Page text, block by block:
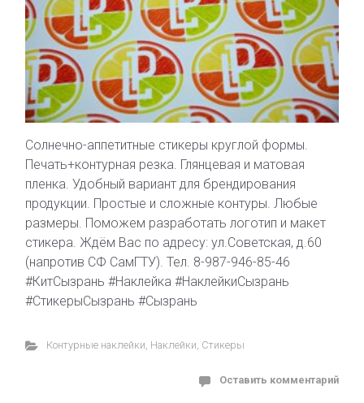
Солнечно-аппетитные стикеры круглой формы.
Печать+контурная резка. Глянцевая и матовая
пленка. Удобный вариант для брендирования
продукции. Простые и сложные контуры. Любые
размеры. Поможем разработать логотип и макет
стикера. Ждём Вас по адресу: ул.Советская, д.60
(напротив СФ СамГТУ). Тел. 8-987-946-85-46
#КитСызрань #Наклейка #НаклейкиСызрань
#СтикерыСызрань #Сызрань
Контурные наклейки, Наклейки, Стикеры
Оставить комментарий